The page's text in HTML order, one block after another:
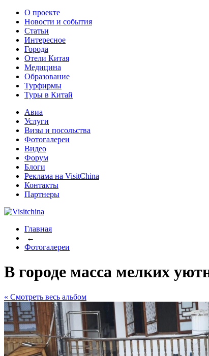
О проекте
Новости и события
Статьи
Интересное
Города
Отели Китая
Медицина
Образование
Турфирмы
Туры в Китай
Авиа
Услуги
Визы и посольства
Фотогалереи
Видео
Форум
Блоги
Реклама на VisitChina
Контакты
Партнеры
Главная
←
Фотогалереи
В городе масса мелких
« Cмотреть весь альбом